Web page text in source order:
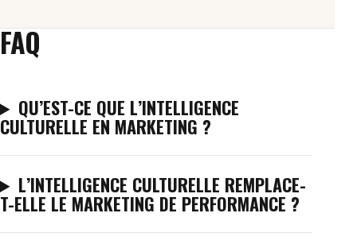
FAQ
QU’EST-CE QUE L’INTELLIGENCE
CULTURELLE EN MARKETING ?
L’INTELLIGENCE CULTURELLE REMPLACE-
T-ELLE LE MARKETING DE PERFORMANCE ?